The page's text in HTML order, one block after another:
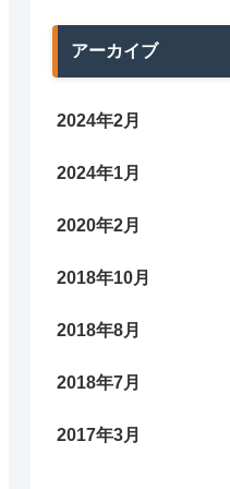
アーカイブ
2024年2月
2024年1月
2020年2月
2018年10月
2018年8月
2018年7月
2017年3月